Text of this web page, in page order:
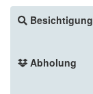
Besichtigung
Abholung